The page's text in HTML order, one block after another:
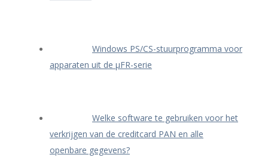
Windows PS/CS-stuurprogramma voor
apparaten uit de μFR-serie
Welke software te gebruiken voor het
verkrijgen van de creditcard PAN en alle
openbare gegevens?